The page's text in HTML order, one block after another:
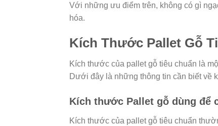
Với những ưu điểm trên, không có gì
hóa.
Kích Thước Pallet Gỗ
Kích thước của pallet gỗ tiêu chuẩn là
Dưới đây là những thông tin cần biết về
Kích thước Pallet gỗ dùng để
Kích thước của pallet gỗ tiêu chuẩn